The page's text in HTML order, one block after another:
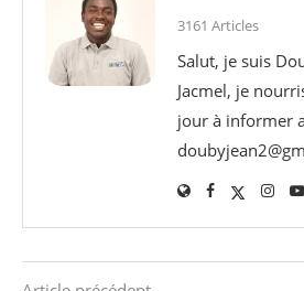
3161 Articles
Salut, je suis
Jacmel, je
jour à informer